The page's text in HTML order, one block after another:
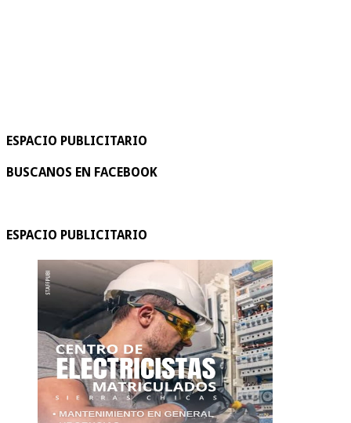
ESPACIO PUBLICITARIO
BUSCANOS EN FACEBOOK
ESPACIO PUBLICITARIO